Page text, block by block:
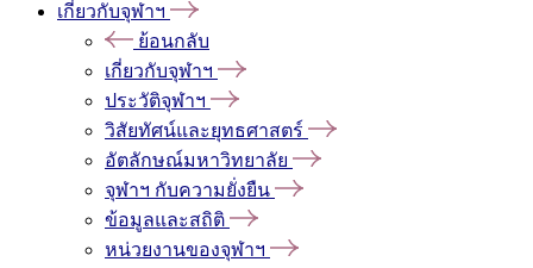
เกี่ยวกับจุฬาฯ
ย้อนกลับ
เกี่ยวกับจุฬาฯ
ประวัติจุฬาฯ
วิสัยทัศน์และยุทธศาสตร์
อัตลักษณ์มหาวิทยาลัย
จุฬาฯ กับความยั่งยืน
ข้อมูลและสถิติ
หน่วยงานของจุฬาฯ